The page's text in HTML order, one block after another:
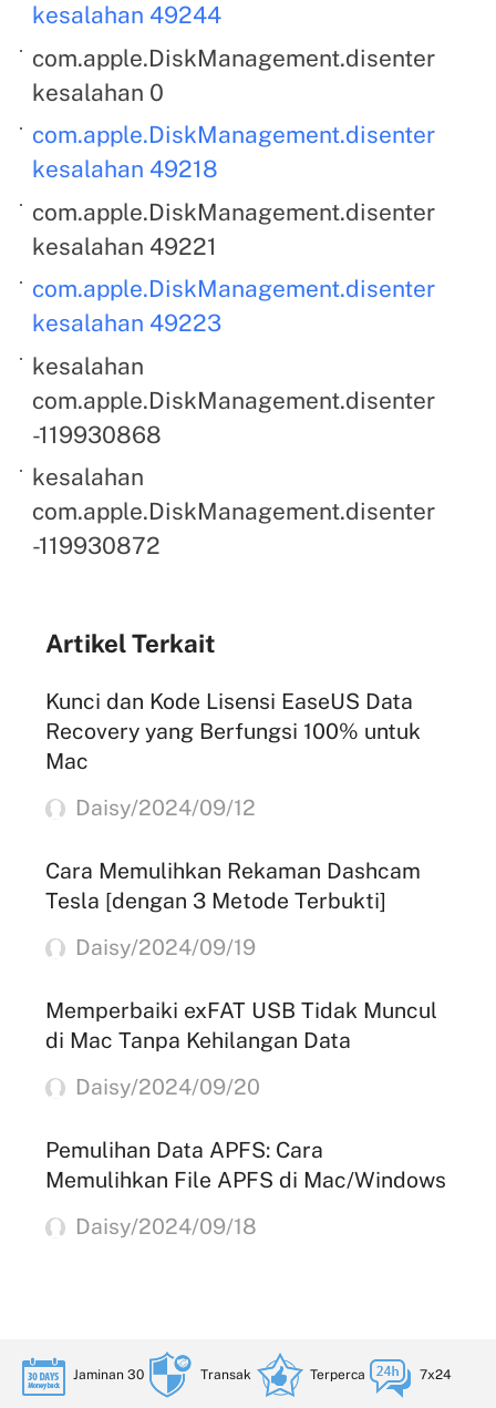
kesalahan 49244
com.apple.DiskManagement.disenter
kesalahan 0
com.apple.DiskManagement.disenter
kesalahan 49218
com.apple.DiskManagement.disenter
kesalahan 49221
com.apple.DiskManagement.disenter
kesalahan 49223
kesalahan
com.apple.DiskManagement.disenter
-119930868
kesalahan
com.apple.DiskManagement.disenter
-119930872
Artikel Terkait
Kunci dan Kode Lisensi EaseUS Data
Recovery yang Berfungsi 100% untuk
Mac
Daisy/2024/09/12
Cara Memulihkan Rekaman Dashcam
Tesla [dengan 3 Metode Terbukti]
Daisy/2024/09/19
Memperbaiki exFAT USB Tidak Muncul
di Mac Tanpa Kehilangan Data
Daisy/2024/09/20
Pemulihan Data APFS: Cara
Memulihkan File APFS di Mac/Windows
Daisy/2024/09/18
Jaminan 30 Transak Terperca 7x24